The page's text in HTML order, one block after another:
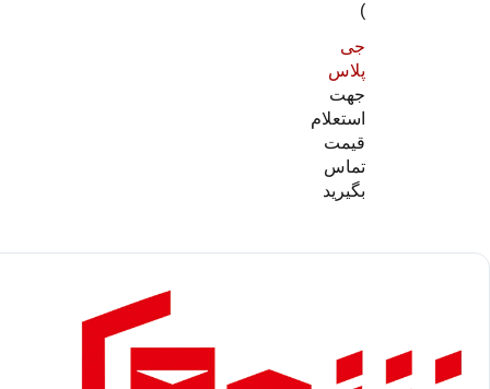
)
جی
پلاس
جهت
استعلام
قیمت
تماس
بگیرید